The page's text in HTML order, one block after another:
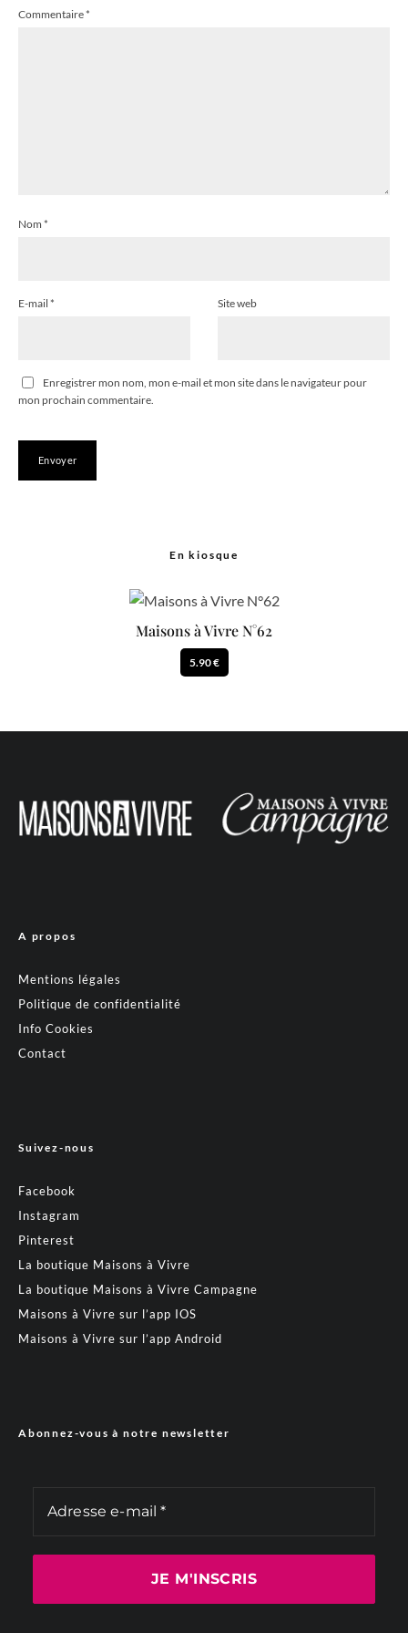
Commentaire*
Nom *
E-mail * Site web
Enregistrer mon nom, mon e-mail et mon site dans le navigateur pour
mon prochain commentaire.
En kiosque
Maisons à Vivre N°62
5.90 €
A propos
Mentions légales
Politique de confidentialité
Info Cookies
Contact
Suivez-nous
Facebook
Instagram
Pinterest
La boutique Maisons à Vivre
La boutique Maisons à Vivre Campagne
Maisons à Vivre sur l’app IOS
Maisons à Vivre sur l’app Android
Abonnez-vous à notre newsletter